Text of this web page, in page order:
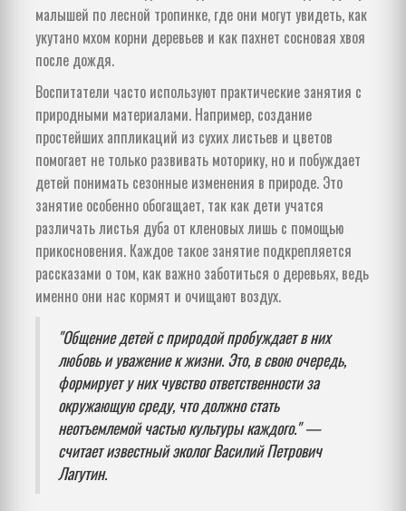
малышей по лесной тропинке, где они могут увидеть, как
укутано мхом корни деревьев и как пахнет сосновая хвоя
после дождя.
Воспитатели часто используют практические занятия с
природными материалами. Например, создание
простейших аппликаций из сухих листьев и цветов
помогает не только развивать моторику, но и побуждает
детей понимать сезонные изменения в природе. Это
занятие особенно обогащает, так как дети учатся
различать листья дуба от кленовых лишь с помощью
прикосновения. Каждое такое занятие подкрепляется
рассказами о том, как важно заботиться о деревьях, ведь
именно они нас кормят и очищают воздух.
"Общение детей с природой пробуждает в них
любовь и уважение к жизни. Это, в свою очередь,
формирует у них чувство ответственности за
окружающую среду, что должно стать
неотъемлемой частью культуры каждого." —
считает известный эколог Василий Петрович
Лагутин.